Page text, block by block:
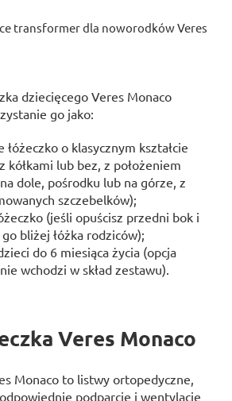
dziecięcego Veres Monaco
go jako:
łóżeczko o klasycznym kształcie
kółkami lub bez, z położeniem
dole, pośrodku lub na górze, z
szczebelków);
(jeśli opuścisz przedni bok i
bliżej łóżka rodziców);
do 6 miesiąca życia (opcja
wchodzi w skład zestawu).
Veres Monaco
Monaco to listwy ortopedyczne,
podparcie i wentylację